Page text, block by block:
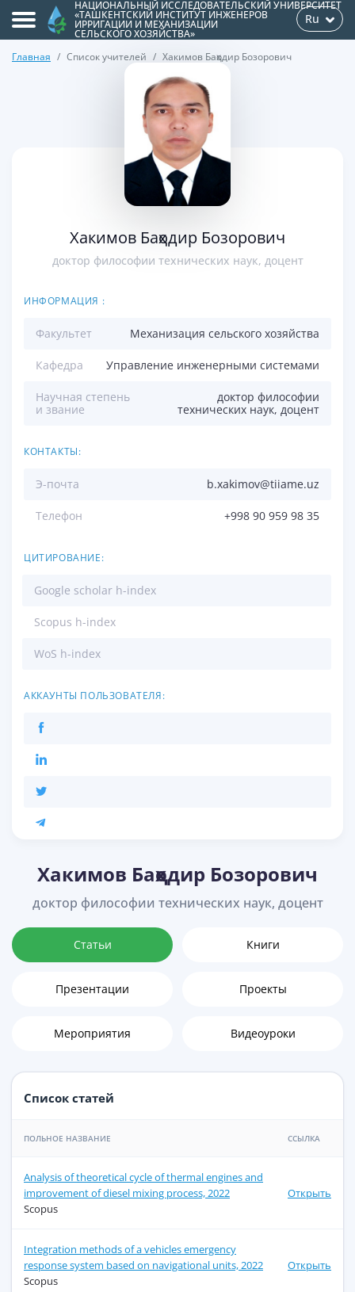
НАЦИОНАЛЬНЫЙ ИССЛЕДОВАТЕЛЬСКИЙ УНИВЕРСИТЕТ
«ТАШКЕНТСКИЙ ИНСТИТУТ ИНЖЕНЕРОВ
ИРРИГАЦИИ И МЕХАНИЗАЦИИ
СЕЛЬСКОГО ХОЗЯЙСТВА»
Ru
Главная Список учителей Хакимов Баҳодир Бозорович
Хакимов Баҳодир Бозорович
доктор философии технических наук, доцент
ИНФОРМАЦИЯ :
Факультет Механизация сельского хозяйства
Кафедра Управление инженерными системами
Научная степень
и звание
доктор философии
технических наук, доцент
КОНТАКТЫ:
Э-почта b.xakimov@tiiame.uz
Телефон +998 90 959 98 35
ЦИТИРОВАНИЕ:
Google scholar h-index
Scopus h-index
WoS h-index
АККАУНТЫ ПОЛЬЗОВАТЕЛЯ:
Хакимов Баҳодир Бозорович
доктор философии технических наук, доцент
Статьи Книги
Презентации Проекты
Мероприятия Видеоуроки
Список статей
ПОЛЬНОЕ НАЗВАНИЕ ССЫЛКА
Analysis of theoretical cycle of thermal engines and
improvement of diesel mixing process, 2022
Scopus
Открыть
Integration methods of a vehicles emergency
response system based on navigational units, 2022
Scopus
Открыть